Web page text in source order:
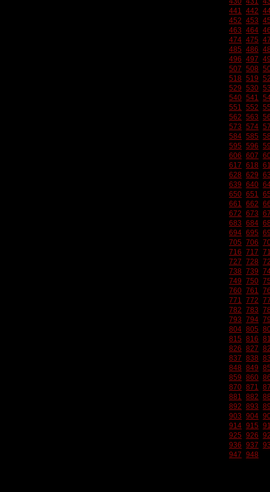
441 442
452 453
463 464
474 475
485 486
496 497
507 508
518 519
529 530
540 541
551 552
562 563
573 574
584 585
595 596
606 607
617 618
628 629
639 640
650 651
661 662
672 673
683 684
694 695
705 706
716 717
727 728
738 739
749 750
760 761
771 772
782 783
793 794
804 805
815 816
826 827
837 838
848 849
859 860
870 871
881 882
892 893
903 904
914 915
925 926
936 937
947 948